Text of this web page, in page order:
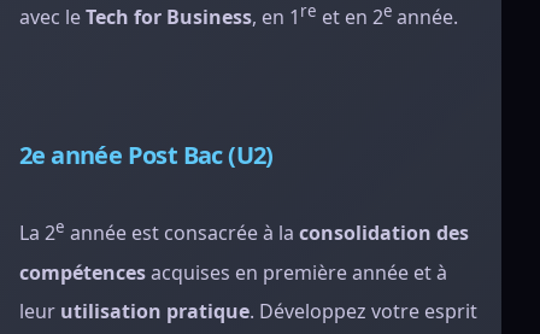
avec leTech for Business, en 1 re et en 2e année.
2e année Post Bac (U2)
La 2e année est consacrée à la consolidation des
compétencesacquises en première année et à
leur utilisation pratique. Développez votre esprit